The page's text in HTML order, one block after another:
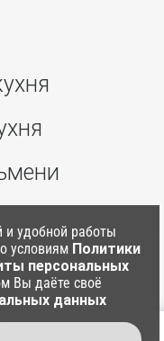
удобной работы
условиям Политики
персональных
Вы даёте своё
данных